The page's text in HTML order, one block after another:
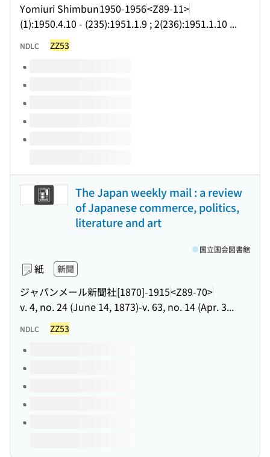
Yomiuri Shimbun1950-1956<Z89-11>
(1):1950.4.10 - (235):1951.1.9 ; 2(236):1951.1.10 ...
NDLC ZZ53
このタイトルの巻号
The Japan weekly mail : a review
of Japanese commerce, politics,
literature and art
紙 新聞
ジャパンメール新聞社[1870]-1915<Z89-70>
v. 4, no. 24 (June 14, 1873)-v. 63, no. 14 (Apr. 3...
国立国会図書館
NDLC ZZ53
このタイトルの巻号